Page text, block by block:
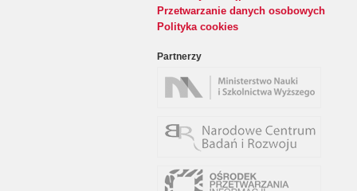
Przetwarzanie danych osobowych
Polityka cookies
Partnerzy